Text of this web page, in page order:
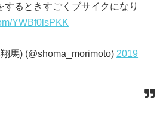
するときすごくブサイクになり
YWBf0lsPKK
馬) (@shoma_morimoto) 2019